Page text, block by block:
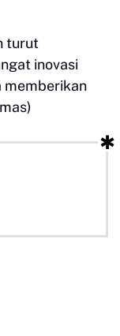
turut
inovasi
memberikan